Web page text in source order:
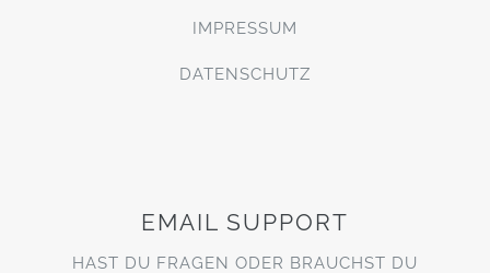
IMPRESSUM
DATENSCHUTZ
EMAIL SUPPORT
HAST DU FRAGEN ODER BRAUCHST DU